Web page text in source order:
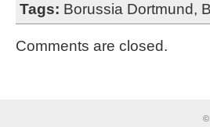
Tags: Borussia Dortmund,
Comments are closed.
©